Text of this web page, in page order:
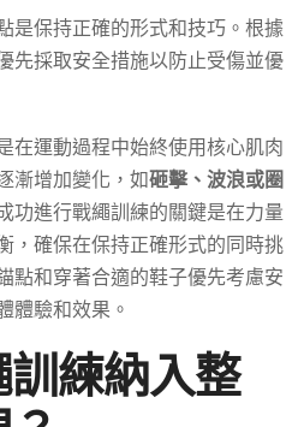
是保持正確的形式和技巧。根據
先採取安全措施以防止受傷並優
在運動過程中始終使用核心肌肉
漸增加變化，如砸擊、波浪或圈
功進行戰繩訓練的關鍵是在力量
，確保在保持正確形式的同時挑
點和穿著合適的鞋子優先考慮安
體驗和效果。
練納入整